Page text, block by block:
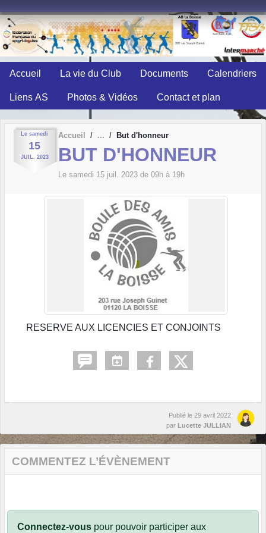
Accueil La vie du Club Documents Calendriers
Liens AS Photos & Vidéos Contact et plan
Le samedi
15
JUIL. 2023
Accueil But d'honneur
BUT D'HONNEUR
Le samedi 15 juil. 2023 de 09h à 19h
RESERVE AUX LICENCIES ET CONJOINTS
Publié le 29 avril 2022
par Lucette JULLIAN
COMMENTEZ L’ÉVÈNEMENT
Connectez-vous pour pouvoir participer aux